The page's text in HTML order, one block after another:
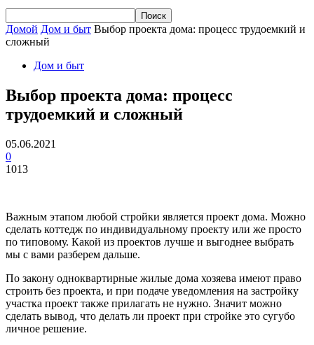
Домой Дом и быт Выбор проекта дома: процесс трудоемкий и
сложный
Дом и быт
Выбор проекта дома: процесс
трудоемкий и сложный
05.06.2021
0
1013
Важным этапом любой стройки является проект дома. Можно
сделать коттедж по индивидуальному проекту или же просто
по типовому. Какой из проектов лучше и выгоднее выбрать
мы с вами разберем дальше.
По закону одноквартирные жилые дома хозяева имеют право
строить без проекта, и при подаче уведомления на застройку
участка проект также прилагать не нужно. Значит можно
сделать вывод, что делать ли проект при стройке это сугубо
личное решение.